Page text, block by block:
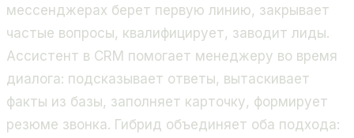
мессенджерах берет первую линию, закрывает
частые вопросы, квалифицирует, заводит лиды.
Ассистент в CRM помогает менеджеру во время
диалога: подсказывает ответы, вытаскивает
факты из базы, заполняет карточку, формирует
резюме звонка. Гибрид объединяет оба подхода: